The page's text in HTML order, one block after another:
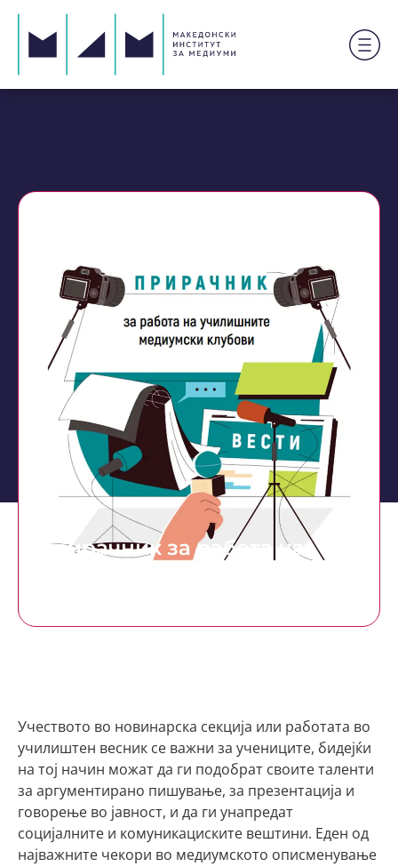
Прирачник за работа на
училишните медиумски
Учеството во новинарска секција или работата во
училиштен весник се важни за учениците, бидејќи
на тој начин можат да ги подобрат своите таленти
за аргументирано пишување, за презентација и
говорење во јавност, и да ги унапредат
социјалните и комуникациските вештини. Еден од
најважните чекори во медиумското описменување